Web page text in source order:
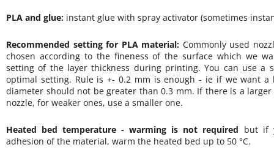
PLA and glue: instant glue with spray activator (sometimes
Recommended setting for PLA material: Commonly used
chosen according to the fineness of the surface which we
setting of the layer thickness during printing. You can use a
optimal setting. Rule is +- 0.2 mm is enough - ie if we want a
diameter should not be greater than 0.3 mm. If there is a
nozzle, for weaker ones, use a smaller one.
Heated bed temperature - warming is not required but if
adhesion of the material, warm the heated bed up to 50 °C.